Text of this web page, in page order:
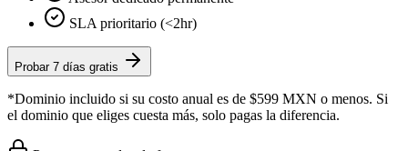
SLA prioritario (<2hr)
Probar 7 días gratis
*Dominio incluido si su costo anual es de $599 MXN o menos. Si
el dominio que eliges cuesta más, solo pagas la diferencia.